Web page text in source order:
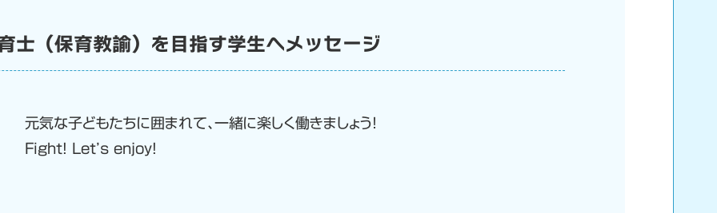
士（保育教諭）を目指す学生へメッセージ
元気な子どもたちに囲まれて、一緒に楽しく働きましょう！
Fight! Let’s enjoy!